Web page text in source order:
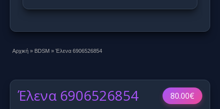
Αρχική » BDSM » Έλενα 6906526854
80.00€
Έλενα 6906526854